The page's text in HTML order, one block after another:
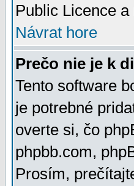
Public Licence
Návrat hore
Prečo nie je k
Tento software
je potrebné
overte si, čo
phpbb.com,
Prosím,